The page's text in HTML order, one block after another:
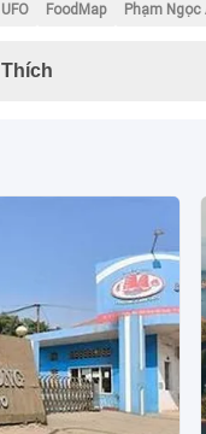
UFO FoodMap Phạm Ngọc